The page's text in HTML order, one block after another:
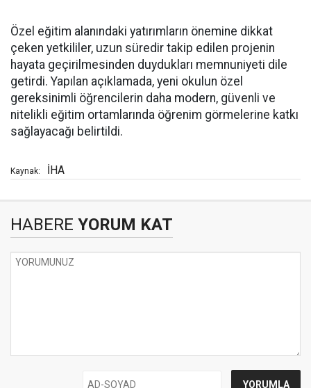
Özel eğitim alanındaki yatırımların önemine dikkat
çeken yetkililer, uzun süredir takip edilen projenin
hayata geçirilmesinden duydukları memnuniyeti dile
getirdi. Yapılan açıklamada, yeni okulun özel
gereksinimli öğrencilerin daha modern, güvenli ve
nitelikli eğitim ortamlarında öğrenim görmelerine katkı
sağlayacağı belirtildi.
Kaynak: İHA
HABERE YORUM KAT